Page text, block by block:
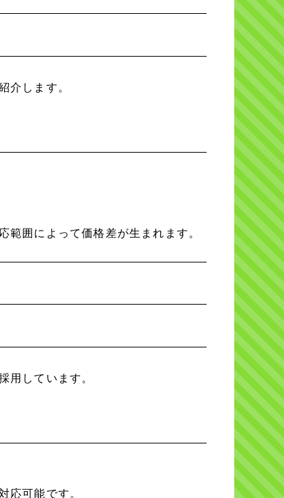
します。
囲によって価格差が生まれます。
しています。
可能です。